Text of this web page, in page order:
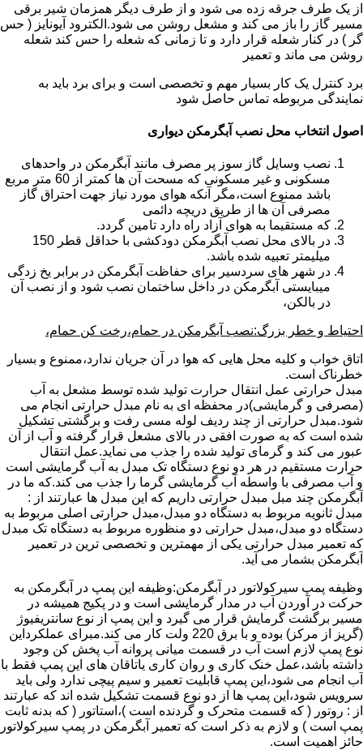
از یک طرف جرقه زده می شود و از طرف دیگر همزمان شیر برقی
مسیر گاز را باز می کند و مشعل روشن می شود.الکترود آیونایز ( حس
گر ) در کنار شعله قرار دارد و تا زمانی که شعله را حس کند شعله
روشن می ماند و تعمیر
برد کنترل یک کار بسیار مهم و تخصصی است و برای برد باید به
نمایندگی مربوطه تماس حاصل شود
اصول انتخاب محل نصب آبگرمکن دیواری
نصب وسایل گاز سوز پر مصرف مانند آبگرمکن در واحدهای
مسکونی و غیر مسکونی که مسحت آن ها کمتر از 60 متر مربع
باشد ممنوع است،مگر آنکه هوای مورد نیاز جهت احتراق گاز
مصرفی آن ها از طریق دریچه دائمی
که مستقیما به هوای آزاد راه دارد تامین گردد.
در بالای محل نصب آبگرمکن دودکشی با حداقل قطر 150
میلیمتر تعبیه شده باشد.
در شهر های سردسیر برای حفاظت آبگرمکن در برابر یخ زدگی
میبایستی آبگرمکن در داخل ساختمان نصب شود و از نصب آن
در بالکن،
احتیاط و خطر بزرگ:نصب آبگرمکن در حمام،رخت کن حمام،
اتاق خواب و کلیه محل هایی که هوا در آن جریان ندارد،ممنوع و بسیار
خطرناک است.
مبدل حرارتی عمل انتقال حرارت تولید شده توسط مشعل به آب
(مصرفی و گرمایشی)در محفظه ای به نام مبدل حرارتی انجام می
شود.مبدل حرارتی از چند ردیف لوله مسی رفت و برگشتی تشکیل
شده است که به صورت افقی در بالای مشعل قرار گرفته و آب از آن
عبور می کند و گرمای تولید شده را جذب می نماید.عمل انتقال
حرارت مستقیم در هر دو نوع دستگاه تک مبدل به آب گرمایشی است
و آب مصرفی با واسطه آب گرمایشی گرما را جذب می کند.که ما در
آبگرمکن چند مبل مبدل حرارتی داریم که این مبدل ها عبارتند از :
مبدل ثانویه مربوط به دستگاه دو مبدل،مبدل حرارتی اصلی مربوط به
دستگاه دو مبدل،مبدل حرارتی دو منظوره مربوط به دستگاه تک مبدل
که تعمیر مبدل حرارتی یکی از مهمترین و تخصصی ترین در تعمیر
آبگرمکن بشمار می آید.
وظیفه پمپ سیرکولاتور در آبگرمکن:وظیفه این پمپ در آبگرمکن به
حرکت در آوردن آب در مدار گرمایشی است و در پکیج همیشه در
مسیر برگشت گرمایش قرار می گیرد و این پمپ از نوع سانتریفیوژ
(گریز از مرکز) بوده و با برق 220 ولت کار می کند.مبرای عملکرداین
نوع پمپ لازم است آب در قسمت میانی پروانه آب پخش کن وجود
داشته باشد،عمل خنک کاری و روان کاری یاتاقان های این پمپ فقط با
آب انجام می شود،این پمپ قابلیت تعمیر و سیم پیچی ندارد ولی باید
سرویس شود،این پمپ ها از دو نوع قسمت تشکیل شده اند که عبارتند
از : روتور ( که قسمت متحرک و گردنده است )،استاتور ( که بدنه ثابت
پمپ است ) و لازم به ذکر است که تعمیر آبگرمکن در پمپ سیرکولاتور
حائز اهمیت است.